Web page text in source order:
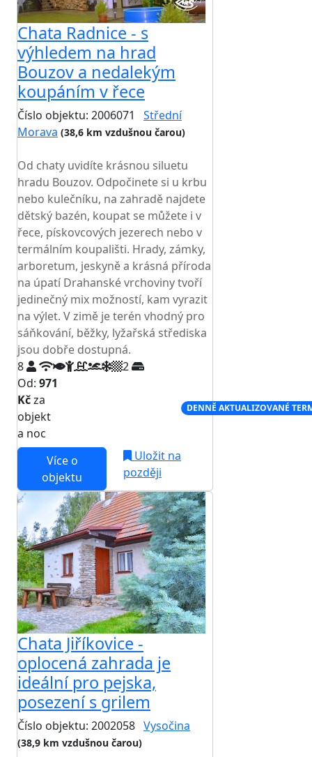
Chata Radnice - s
výhledem na hrad
Bouzov a nedalekým
koupáním v řece
Číslo objektu: 2006071
Střední
Morava (38,6 km vzdušnou čarou)
Od chaty uvidíte krásnou siluetu
hradu Bouzov. Odpočinete si u krbu
nebo kulečníku, na zahradě najdete
dětský bazén, koupat se můžete i v
řece, pískovcových jezerech nebo v
termálním koupališti. Hrady, zámky,
arboretum, jeskyně a krásná příroda
na úpatí Drahanské vrchoviny tvoří
jedinečný mix možností, kam vyrazit
na výlet. V zimě je terén vhodný pro
sáňkování, běžky, lyžařská střediska
jsou dobře dostupná.
8
2
Od: 971
Kčza
objekt
a noc
DENNĚ AKTUALIZOVANÉ
Více o
objektu
Uložit na
později
Chata Jiříkovice -
oplocená zahrada je
ideální pro pejska,
posezení s grilem
Číslo objektu: 2002058 Vysočina
(38,9 km vzdušnou čarou)